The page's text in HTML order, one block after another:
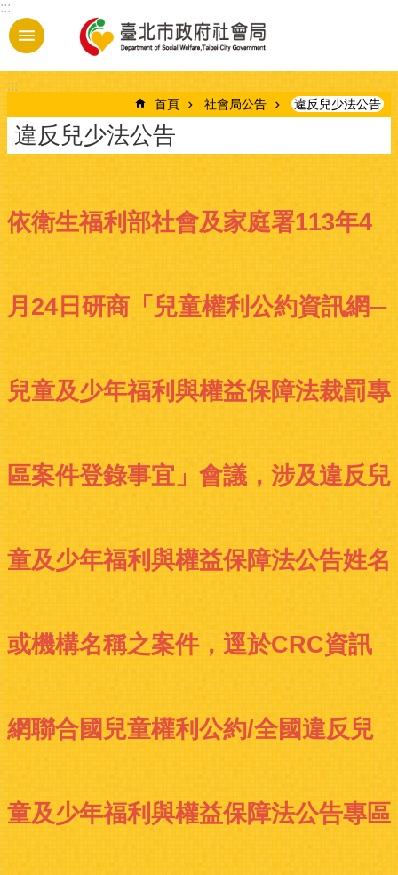
跳到主要內容區塊
:::
:::
首頁 社會局公告 違反兒少法公告
違反兒少法公告
依衛生福利部社會及家庭署113年4
月24日研商「兒童權利公約資訊網─
兒童及少年福利與權益保障法裁罰專
區案件登錄事宜」會議，涉及違反兒
童及少年福利與權益保障法公告姓名
或機構名稱之案件，逕於CRC資訊
網聯合國兒童權利公約/全國違反兒
童及少年福利與權益保障法公告專區